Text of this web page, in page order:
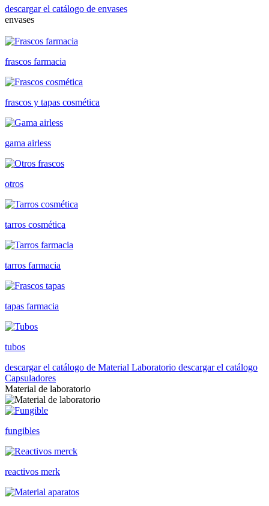
descargar el catálogo de envases
envases
frascos farmacia
frascos y tapas cosmética
gama airless
otros
tarros cosmética
tarros farmacia
tapas farmacia
tubos
descargar el catálogo de Material Laboratorio descargar el catálogo
Capsuladores
Material de laboratorio
fungibles
reactivos merk